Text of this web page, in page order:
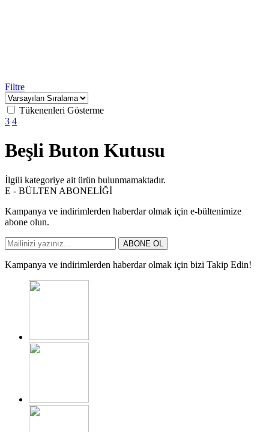
Filtre
Tükenenleri Gösterme
3 4
Beşli Buton Kutusu
İlgili kategoriye ait ürün bulunmamaktadır.
E - BÜLTEN ABONELİĞİ
Kampanya ve indirimlerden haberdar olmak için e-bültenimize
abone olun.
ABONE OL
Kampanya ve indirimlerden haberdar olmak için bizi Takip Edin!